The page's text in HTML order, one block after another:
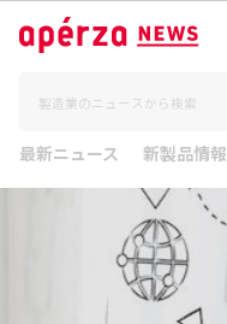
最新ニュース 新製品情報